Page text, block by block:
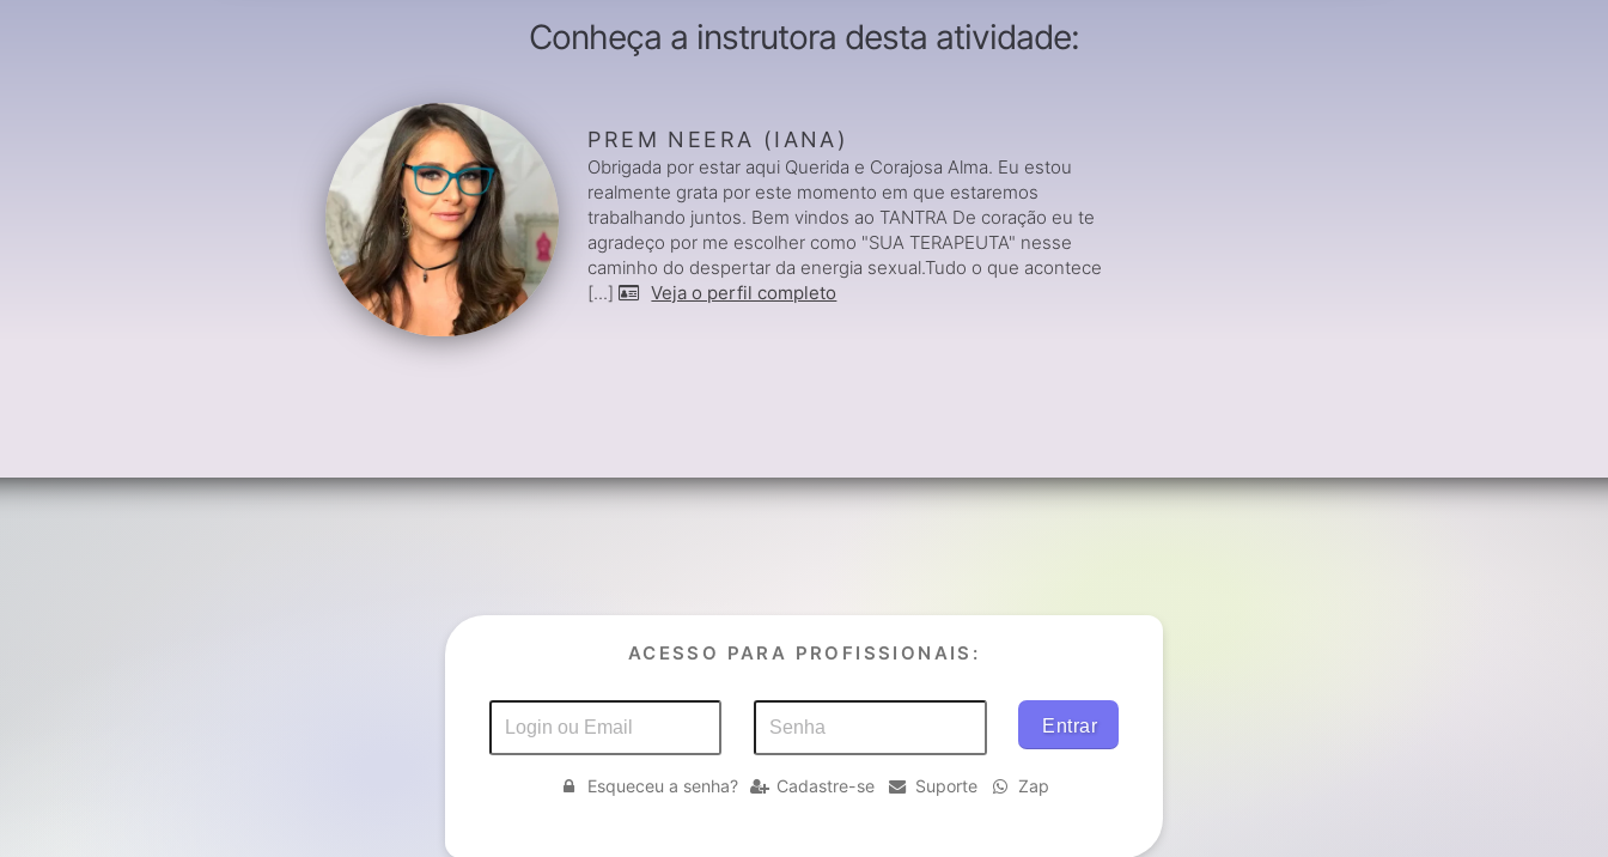
Conheça a instrutora desta atividade:
PREM NEERA (IANA)
Obrigada por estar aqui Querida e Corajosa Alma. Eu estou
realmente grata por este momento em que estaremos
trabalhando juntos. Bem vindos ao TANTRA De coração eu te
agradeço por me escolher como "SUA TERAPEUTA" nesse
caminho do despertar da energia sexual.Tudo o que acontece
[...]
Veja o perfil completo
ACESSO PARA PROFISSIONAIS:
Esqueceu a senha? Cadastre-se Suporte Zap